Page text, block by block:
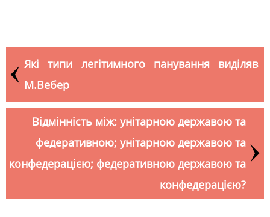
Які типи легітимного панування виділяв
М.Вебер
Відмінність між: унітарною державою та
федеративною; унітарною державою та
конфедерацією; федеративною державою та
конфедерацією?